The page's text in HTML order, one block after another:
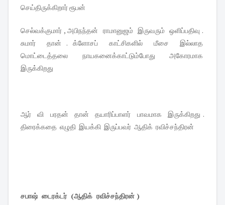
செய்திருக்கிறார் ரூபன்
செல்வக்குமார் , அபிநந்தன் ராமானுஜம் இருவரும் ஒளிப்பதிவு .
சுமார் தான் . க்ளோசப் காட்சிகளில் மீசை இல்லாத
மொட்டைத்தலை நாயகனைக்காட்டும்போது அகோரமாக
இருக்கிறது
ஆர் வி பரதன் தான் தயாரிப்பாளர் பாவமாக இருக்கிறது .
திரைக்கதை எழுதி இயக்கி இருப்பவர் ஆதிக் ரவிச்சந்திரன்
சபாஷ் டைரக்டர் (ஆதிக் ரவிச்சந்திரன் )